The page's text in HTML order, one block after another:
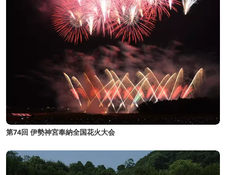
第74回 伊勢神宮奉納全国花火大会